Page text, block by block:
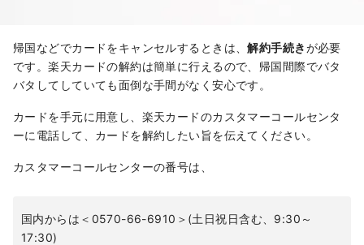
帰国などでカードをキャンセルするときは、解約手続きが必要
です。楽天カードの解約は簡単に行えるので、帰国間際でバタ
バタしてしていても面倒な手間がなく安心です。
カードを手元に用意し、楽天カードのカスタマーコールセンタ
ーに電話して、カードを解約したい旨を伝えてください。
カスタマーコールセンターの番号は、
国内からは＜0570-66-6910＞(土日祝日含む、9:30～
17:30)